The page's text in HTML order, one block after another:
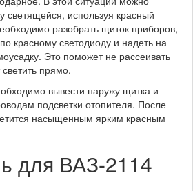
светящейся, используя красный
разобрать щиток приборов,
красному светодиоду и надеть на
Это поможет не рассеивать
прямо.
вывести наружу щитка и
подсветки отопителя. После
насыщенным ярким красным
для ВАЗ-2114